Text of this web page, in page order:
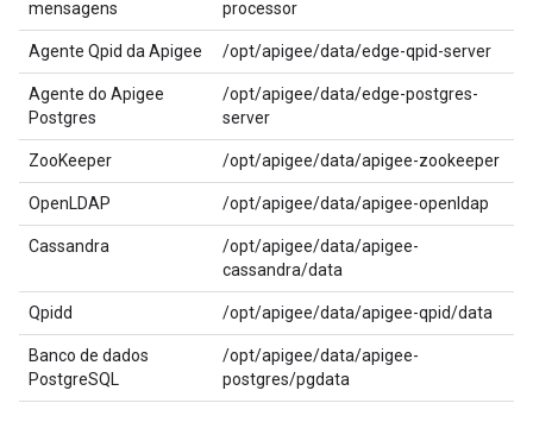
mensagens
processor
Agente Qpid da Apigee /opt/apigee/data/edge-qpid-server
Agente do Apigee
Postgres
/opt/apigee/data/edge-postgres-
server
ZooKeeper /opt/apigee/data/apigee-zookeeper
OpenLDAP /opt/apigee/data/apigee-openldap
Cassandra
/opt/apigee/data/apigee-
cassandra/data
Qpidd /opt/apigee/data/apigee-qpid/data
Banco de dados
PostgreSQL
/opt/apigee/data/apigee-
postgres/pgdata